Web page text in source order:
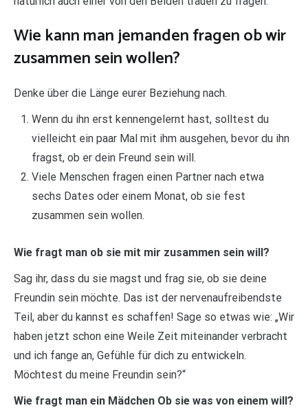
Wie kann man jemanden fragen ob wir
zusammen sein wollen?
Denke über die Länge eurer Beziehung nach.
Wenn du ihn erst kennengelernt hast, solltest du
vielleicht ein paar Mal mit ihm ausgehen, bevor du ihn
fragst, ob er dein Freund sein will.
Viele Menschen fragen einen Partner nach etwa
sechs Dates oder einem Monat, ob sie fest
zusammen sein wollen.
Wie fragt man ob sie mit mir zusammen sein will?
Sag ihr, dass du sie magst und frag sie, ob sie deine
Freundin sein möchte. Das ist der nervenaufreibendste
Teil, aber du kannst es schaffen! Sage so etwas wie: „Wir
haben jetzt schon eine Weile Zeit miteinander verbracht
und ich fange an, Gefühle für dich zu entwickeln.
Möchtest du meine Freundin sein?“
Wie fragt man ein Mädchen Ob sie was von einem will?